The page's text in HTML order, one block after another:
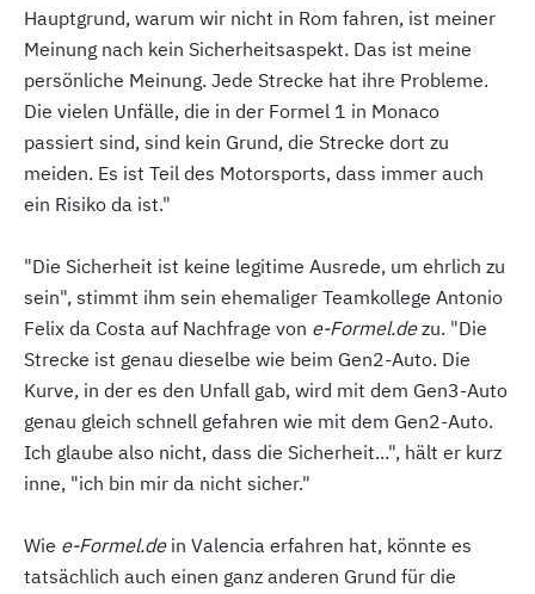
Hauptgrund, warum wir nicht in Rom fahren, ist meiner
Meinung nach kein Sicherheitsaspekt. Das ist meine
persönliche Meinung. Jede Strecke hat ihre Probleme.
Die vielen Unfälle, die in der Formel 1 in Monaco
passiert sind, sind kein Grund, die Strecke dort zu
meiden. Es ist Teil des Motorsports, dass immer auch
ein Risiko da ist."
"Die Sicherheit ist keine legitime Ausrede, um ehrlich zu
sein", stimmt ihm sein ehemaliger Teamkollege Antonio
Felix da Costa auf Nachfrage von e-Formel.dezu. "Die
Strecke ist genau dieselbe wie beim Gen2-Auto. Die
Kurve, in der es den Unfall gab, wird mit dem Gen3-Auto
genau gleich schnell gefahren wie mit dem Gen2-Auto.
Ich glaube also nicht, dass die Sicherheit...", hält er kurz
inne, "ich bin mir da nicht sicher."
Wie e-Formel.dein Valencia erfahren hat, könnte es
tatsächlich auch einen ganz anderen Grund für die